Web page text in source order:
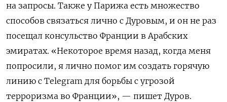
на запросы. Также у Парижа есть множество
способов связаться лично с Дуровым, и он не раз
посещал консульство Франции в Арабских
эмиратах. «Некоторое время назад, когда меня
попросили, я лично помог им создать горячую
линию с Telegram для борьбы с угрозой
терроризма во Франции», — пишет Дуров.